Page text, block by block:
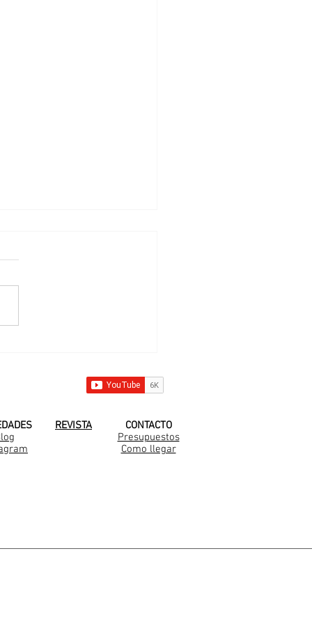
REVISTA
CONTACTO
Presupuestos
Como llegar